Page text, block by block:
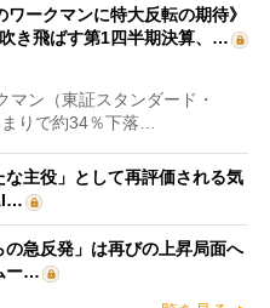
ワークマンに特大反転の期待》
き飛ばす第1四半期決算、…
ン（東証スタンダード・
りで約34％下落…
主役」として再評価される気
急反発」は再びの上昇局面へ
ー…